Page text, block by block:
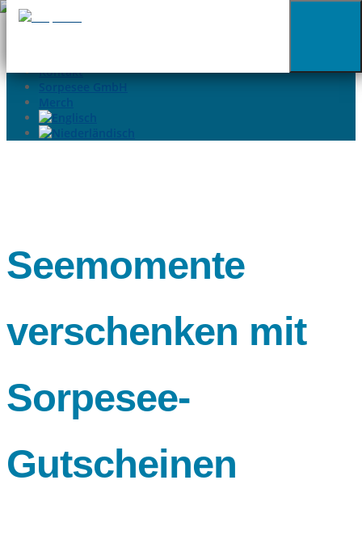
02935-9699015
Kontakt
Sorpesee GmbH
Merch
Seemomente
verschenken mit
Sorpesee-
Gutscheinen